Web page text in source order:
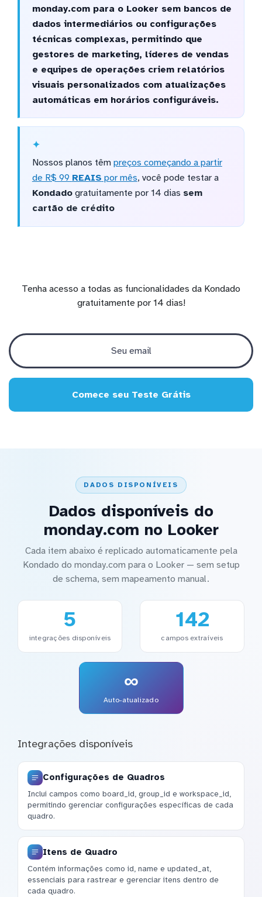
monday.com para o Looker sem bancos de
dados intermediários ou configurações
técnicas complexas, permitindo que
gestores de marketing, líderes de vendas
e equipes de operações criem relatórios
visuais personalizados com atualizações
automáticas em horários configuráveis.
Nossos planos têm preços começando a partir
de R$ 99 REAIS por mês, você pode testar a
Kondadogratuitamente por 14 dias sem
cartão de crédito
Tenha acesso a todas as funcionalidades da Kondado
gratuitamente por 14 dias!
Comece seu Teste Grátis
DADOS DISPONÍVEIS
Dados disponíveis do
monday.com no Looker
Cada item abaixo é replicado automaticamente pela
Kondado do monday.com para o Looker — sem setup
de schema, sem mapeamento manual.
5
integrações disponíveis
142
campos extraíveis
∞
Auto-atualizado
Integrações disponíveis
Configurações de Quadros
Inclui campos como board_id, group_id e workspace_id,
permitindo gerenciar configurações específicas de cada
quadro.
Itens de Quadro
Contém informações como id, name e updated_at,
essenciais para rastrear e gerenciar itens dentro de
cada quadro.